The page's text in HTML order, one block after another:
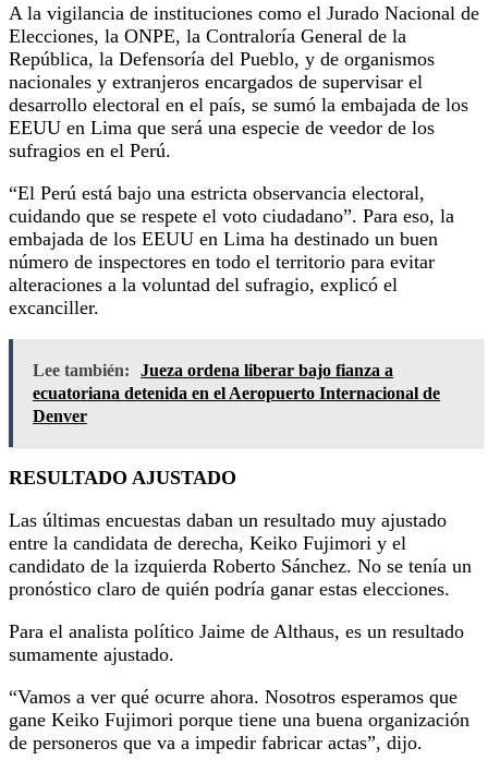
A la vigilancia de instituciones como el Jurado Nacional de
Elecciones, la ONPE, la Contraloría General de la
República, la Defensoría del Pueblo, y de organismos
nacionales y extranjeros encargados de supervisar el
desarrollo electoral en el país, se sumó la embajada de los
EEUU en Lima que será una especie de veedor de los
sufragios en el Perú.
“El Perú está bajo una estricta observancia electoral,
cuidando que se respete el voto ciudadano”. Para eso, la
embajada de los EEUU en Lima ha destinado un buen
número de inspectores en todo el territorio para evitar
alteraciones a la voluntad del sufragio, explicó el
excanciller.
Lee también:
Jueza ordena liberar bajo fianza a
ecuatoriana detenida en el Aeropuerto Internacional de
Denver
RESULTADO AJUSTADO
Las últimas encuestas daban un resultado muy ajustado
entre la candidata de derecha, Keiko Fujimori y el
candidato de la izquierda Roberto Sánchez. No se tenía un
pronóstico claro de quién podría ganar estas elecciones.
Para el analista político Jaime de Althaus, es un resultado
sumamente ajustado.
“Vamos a ver qué ocurre ahora. Nosotros esperamos que
gane Keiko Fujimori porque tiene una buena organización
de personeros que va a impedir fabricar actas”, dijo.